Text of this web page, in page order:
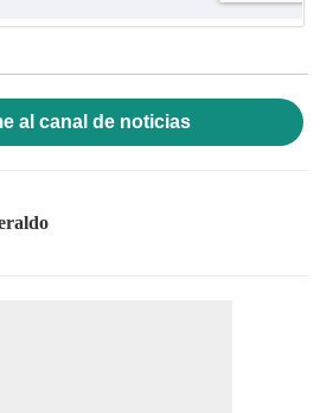
al canal de noticias